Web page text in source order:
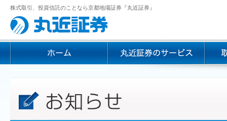
株式取引、投資信託のことなら京都地場証券『丸近証券』